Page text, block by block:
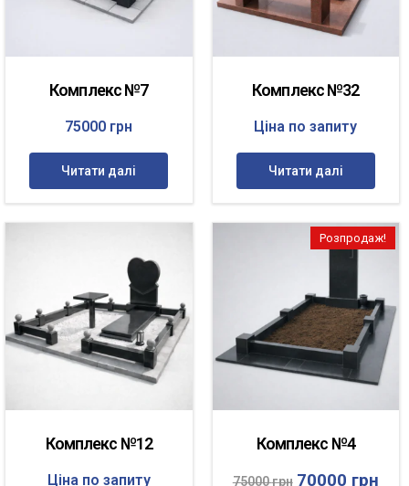
Комплекс №7
75000 грн
Читати далі
Комплекс №32
Ціна по запиту
Читати далі
Комплекс №12
Ціна по запиту
Розпродаж!
Комплекс №4
75000грн 70000 грн